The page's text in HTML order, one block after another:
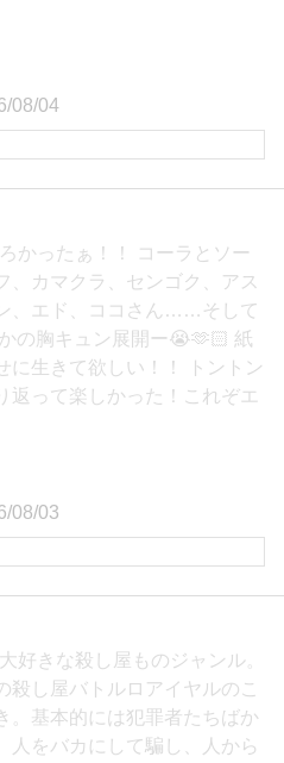
08/04
かったぁ！！ コーラとソー
、カマクラ、センゴク、アス
、エド、ココさん……そして
の胸キュン展開ー😭🫶🏻 紙
に生きて欲しい！！ トントン
返って楽しかった！これぞエ
08/03
好きな殺し屋ものジャンル。
殺し屋バトルロアイヤルのこ
。基本的には犯罪者たちばか
人をバカにして騙し、人から